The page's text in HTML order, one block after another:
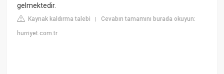
gelmektedir.
Kaynak kaldırma talebi |Cevabın tamamını burada okuyun:
hurriyet.com.tr